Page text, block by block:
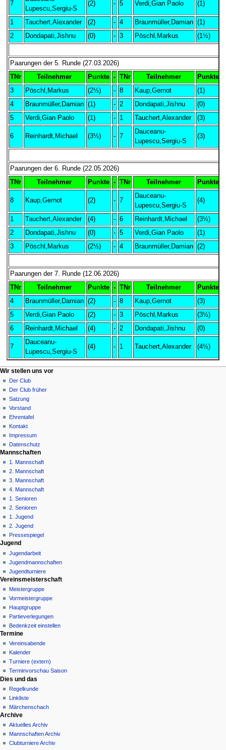
7
Lupescu,Sergiu-S
(2) - 5 Verdi,Gian Paolo (1)
1 Tauchert,Alexander (2) - 4 Braunmüller,Damian (1)
2
Dondapati,Jishnu (0) - 3 Pöschl,Markus (1½)
Paarungen der 5. Runde (27.03.2026)
TNr
Teilnehmer Punkte - TNr Teilnehmer Punkte
3
Pöschl,Markus (2½) - 8 Kaup,Gernot (1)
4
Braunmüller,Damian (1) - 2 Dondapati,Jishnu (0)
5
Verdi,Gian Paolo (1) - 1 Tauchert,Alexander (3)
6 Reinhardt,Michael (3½) - 7
Dauceanu-
Lupescu,Sergiu-S
(3)
Paarungen der 6. Runde (22.05.2026)
TNr
Teilnehmer Punkte - TNr Teilnehmer Punkte
8 Kaup,Gernot (2) - 7
Dauceanu-
Lupescu,Sergiu-S
(4)
1 Tauchert,Alexander (4) - 6 Reinhardt,Michael (3½)
2
Dondapati,Jishnu (0) - 5 Verdi,Gian Paolo (1)
3
Pöschl,Markus (2½) - 4 Braunmüller,Damian (2)
Paarungen der 7. Runde (12.06.2026)
TNr
Teilnehmer Punkte - TNr Teilnehmer Punkte
4
Braunmüller,Damian (2) - 8 Kaup,Gernot (3)
5
Verdi,Gian Paolo (2) - 3 Pöschl,Markus (3½)
6
Reinhardt,Michael (4) - 2 Dondapati,Jishnu (0)
7
Dauceanu-
Lupescu,Sergiu-S
(4) - 1 Tauchert,Alexander (4½)
N
a
v
g
a
i
o
n
s
m
e
n
ü
Seitenaktionen
Seite
Diskussion
Lesen
Quelltext
anzeigen
Versionsgeschichte
Meine Werkzeuge
Anmelden
Wir stellen uns vor
Der Club
Der Club früher
Satzung
Vorstand
Ehrentafel
Kontakt
Impressum
Datenschutz
Mannschaften
1. Mannschaft
2. Mannschaft
3. Mannschaft
4. Mannschaft
1. Senioren
2. Senioren
1. Jugend
2. Jugend
Pressespiegel
Jugend
Jugendarbeit
Jugendmannschaften
Jugendturniere
Vereinsmeisterschaft
Meistergruppe
Vormeistergruppe
Hauptgruppe
Partieverlegungen
Bedenkzeit einstellen
Termine
Vereinsabende
Kalender
Turniere (extern)
Terminvorschau Saison
Dies und das
Regelkunde
Linkliste
Märchenschach
Archive
Aktuelles Archiv
Mannschaften Archiv
Clubturniere Archiv